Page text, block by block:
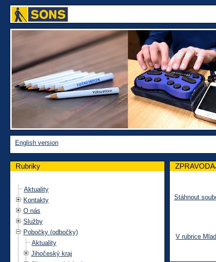
English version
Rubriky
Aktuality
Kontakty
O nás
Služby
Pobočky (odbočky)
Aktuality
Jihočeský kraj
Stáhnout
V rubrice